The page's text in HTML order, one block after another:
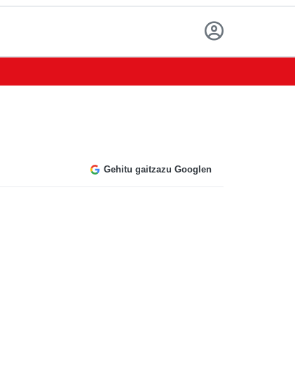
Gehitu gaitzazu Googlen